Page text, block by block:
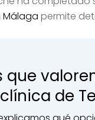
permite
que
de